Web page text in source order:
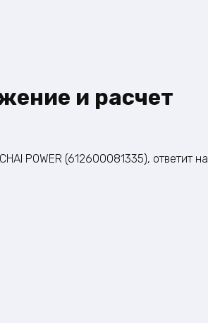
и расчет
POWER (612600081335), ответит на